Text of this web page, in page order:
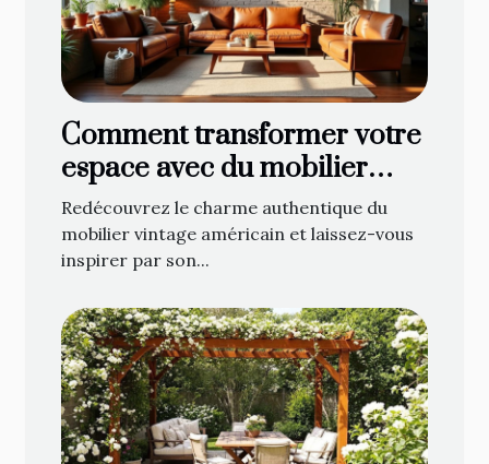
Comment transformer votre
espace avec du mobilier
vintage américain ?
Redécouvrez le charme authentique du
mobilier vintage américain et laissez-vous
inspirer par son...